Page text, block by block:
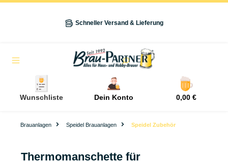
Schneller Versand & Lieferung
Wunschliste Dein Konto 0,00 €
Brauanlagen Speidel Brauanlagen Speidel Zubehör
Thermomanschette für